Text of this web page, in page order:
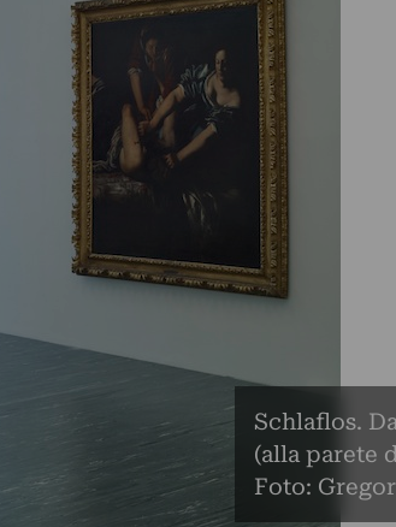
Schlaflos.
(alla parete
Foto: